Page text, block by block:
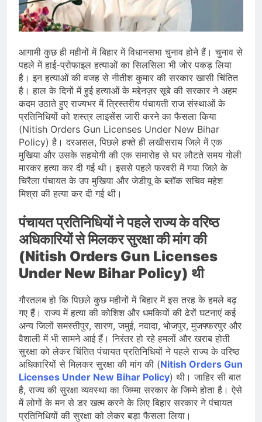
देशभर में विशेष कार्यक्रमों के जरिए भारतीय
बुनकरों और पारंपरिक वस्त्रों को मिलेगा बढ़ावा
August 2, 2026
प्रधानमंत्री नरेंद्र मोदी ने भोगापुरम
आंध्र प्रदेश में ₹18,000 करोड़ की विकास
परियोजनाओं की शुरुआत
August 2, 2026
केंद्र सरकार ने विस्तारित Khelo India
Scheme को मंजूरी दी, खेल ढाँचे को मजबूत
करने के लिए ₹36,441 करोड़ का बड़ा
प्रावधान
August 1, 2026
आगामी कुछ ही महीनों में बिहार में विधानसभा चुनाव होने हैं। चुनाव से
पहले में हाई-प्रोफाइल हत्याओं का सिलसिला भी जोर पकड़ लिया
है। इन हत्याओं की वजह से नीतीश कुमार की सरकार खासी चिंतित
है। हाल के दिनों में हुई हत्याओं के मद्देनज़र सूबे की सरकार ने अहम
कदम उठाते हुए राज्यभर में त्रिस्तरीय पंचायती राज संस्थाओं के
प्रतिनिधियों को शस्त्र लाइसेंस जारी करने का फैसला किया
(Nitish Orders Gun Licenses Under New Bihar
Policy) है। दरअसल, पिछले हफ्ते ही लखीसराय जिले में एक
मुखिया और उसके सहयोगी की एक समारोह से घर लौटते समय गोली
मारकर हत्या कर दी गई थी। इससे पहले फरवरी में गया जिले के
चिरैला पंचायत के उप मुखिया और जेडीयू के ब्लॉक सचिव महेश
मिश्रा की हत्या कर दी गई थी।
पंचायत प्रतिनिधियों ने पहले राज्य के वरिष्ठ
अधिकारियों से मिलकर सुरक्षा की मांग की
(Nitish Orders Gun Licenses
Under New Bihar Policy) थी
गौरतलब हो कि पिछले कुछ महीनों में बिहार में इस तरह के हमले बढ़
गए हैं। राज्य में हत्या की कोशिश और धमकियों की ढेरों घटनाएं कई
अन्य जिलों समस्तीपुर, सारण, जमुई, नवादा, भोजपुर, मुजफ्फरपुर और
वैशाली में भी सामने आई हैं। निरंतर हो रहे हमलों और खराब होती
सुरक्षा को लेकर चिंतित पंचायत प्रतिनिधियों ने पहले राज्य के वरिष्ठ
अधिकारियों से मिलकर सुरक्षा की मांग की (Nitish Orders Gun
Licenses Under New Bihar Policy) थी। जाहिर सी बात
है, राज्य की सुरक्षा व्यवस्था का जिम्मा सरकार के जिम्मे होता है। ऐसे
में लोगों के मन से डर खत्म करने के लिए बिहार सरकार ने पंचायत
प्रतिनिधियों की सुरक्षा को लेकर बड़ा फैसला लिया।